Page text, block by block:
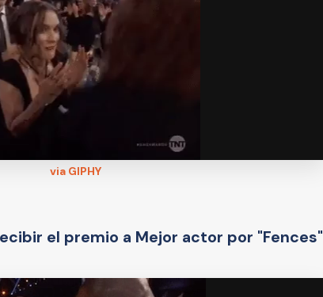
via GIPHY
el premio a Mejor actor por "Fences"